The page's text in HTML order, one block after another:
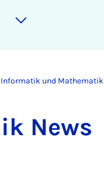
und Mathematik
News